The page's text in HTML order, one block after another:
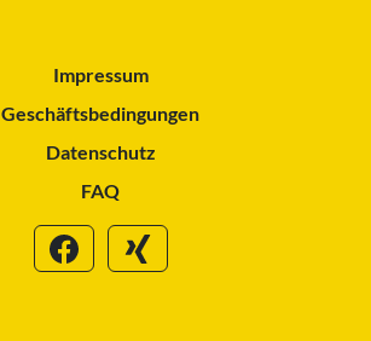
Impressum
Geschäftsbedingungen
Datenschutz
FAQ